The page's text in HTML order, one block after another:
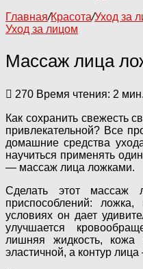
Главная/Красота/Уход за
Уход за лицом
Массаж лица
270 Время чтения: 2 мин.
Как сохранить свежесть
привлекательной? Все
домашние средства
научиться применять
— массаж лица ложками.
Сделать этот массаж
приспособлений:
условиях он дает
улучшается
лишняя жидкость, кожа
эластичной, а контур